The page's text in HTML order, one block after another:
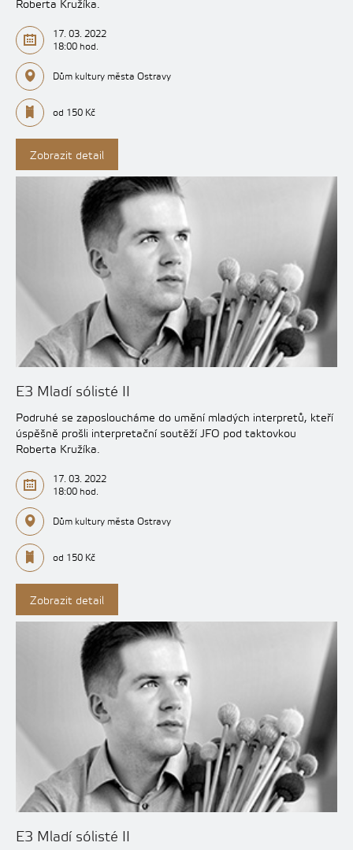
Roberta Kružíka.
17. 03. 2022
18:00 hod.
Dům kultury města Ostravy
od 150 Kč
Zobrazit detail
E3 Mladí sólisté II
Podruhé se zaposloucháme do umění mladých interpretů, kteří
úspěšně prošli interpretační soutěží JFO pod taktovkou
Roberta Kružíka.
17. 03. 2022
18:00 hod.
Dům kultury města Ostravy
od 150 Kč
Zobrazit detail
E3 Mladí sólisté II